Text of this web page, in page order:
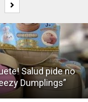
Salud pide no
Dumplings”